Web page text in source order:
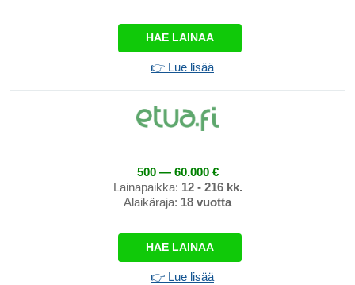
HAE LAINAA
👉 Lue lisää
500 — 60.000 €
Lainapaikka: 12 - 216 kk.
Alaikäraja: 18 vuotta
HAE LAINAA
👉 Lue lisää